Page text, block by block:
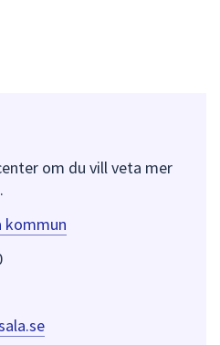
om du vill veta mer
kommun